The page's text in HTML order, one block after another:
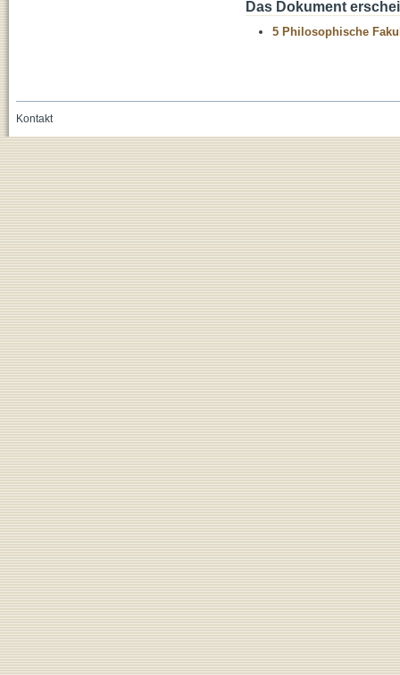
Das Dokument
5 Philosophische
Kontakt